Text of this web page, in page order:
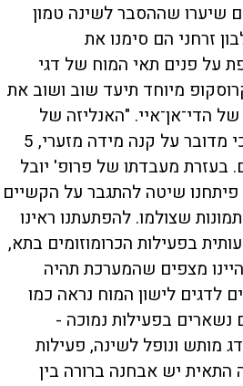
שיערו שההסבר לשינה טמון
זרחני הם סימנו את
על פנים תאי המוח של דגי
מיוחד תיעד שוב ושוב את
הדי־אן־איי. "האנליזה של
התמונה מסובכת מאוד, כי מדובר על קנה מידה מזערי, 5
בעזרת מעבדתו של פרופ' יובל
פיתחנו שיטה להתגבר על הקשיים
שצולמו. להפתעתנו ראינו
בפעילות הכרומוזומים בתא,
מצפים שהמערכת תהיה
לדגים לישון המוח נראה כמו
נשארים בפעילות נמוכה -
מותש ונופל לשינה, פעילות
התאית יש אבחנה ברורה בין